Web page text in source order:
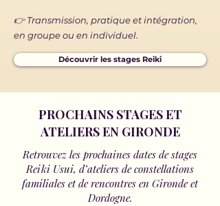
👉 Transmission, pratique et intégration,
en groupe ou en individuel.
Découvrir les stages Reiki
PROCHAINS STAGES ET
ATELIERS EN GIRONDE
Retrouvez les prochaines dates de stages
Reiki Usui, d’ateliers de constellations
familiales et de rencontres en Gironde et
Dordogne.